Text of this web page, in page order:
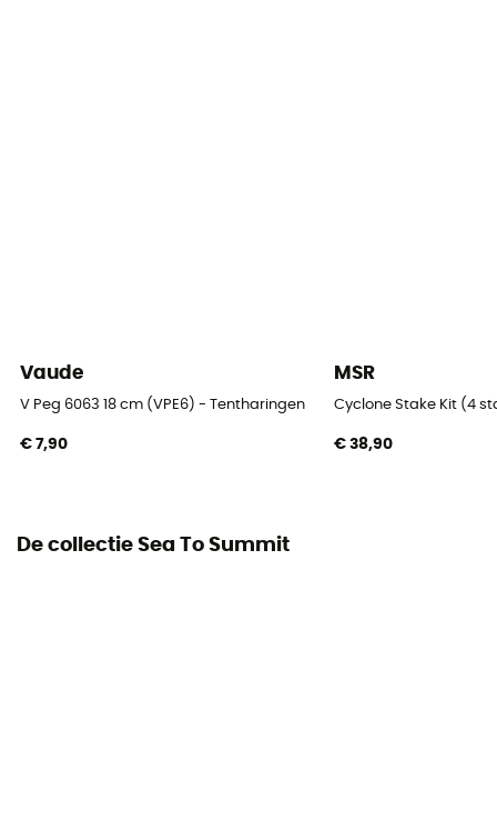
Vaude
V Peg 6063 18 cm (VPE6) - Tentharingen
€ 7,90
MSR
Cyclone Stake Kit (4
€ 38,90
De collectie Sea To Summit